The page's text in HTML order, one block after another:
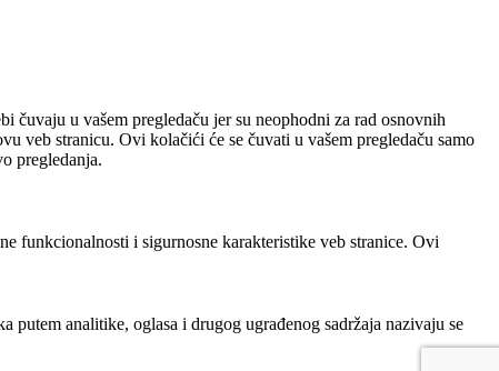
čuvaju u vašem pregledaču jer su neophodni za rad osnovnih
veb stranicu. Ovi kolačići će se čuvati u vašem pregledaču samo
pregledanja.
funkcionalnosti i sigurnosne karakteristike veb stranice. Ovi
analitike, oglasa i drugog ugrađenog sadržaja nazivaju se